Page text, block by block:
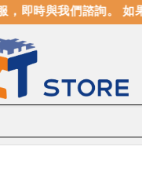
即時與我們諮詢。